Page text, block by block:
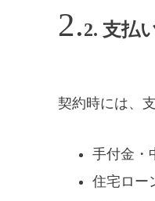
2. 支払
契約時には、
手付金・
住宅ロー